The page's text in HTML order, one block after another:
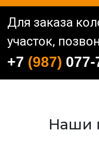
Для заказа
участок,
+7 (987) 077-
Наши